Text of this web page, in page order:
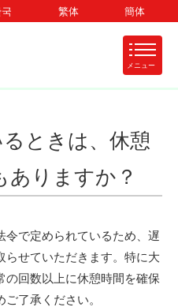
メニュー
繁体 簡体
るときは、休憩
ありますか？
令で定められているため、遅
らせていただきます。特に大
の回数以上に休憩時間を確保
了承ください。